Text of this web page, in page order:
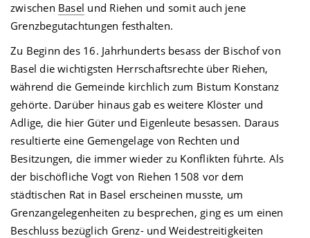
zwischen Basel und Riehen und somit auch jene
Grenzbegutachtungen festhalten.
Zu Beginn des 16. Jahrhunderts besass der Bischof von
Basel die wichtigsten Herrschaftsrechte über Riehen,
während die Gemeinde kirchlich zum Bistum Konstanz
gehörte. Darüber hinaus gab es weitere Klöster und
Adlige, die hier Güter und Eigenleute besassen. Daraus
resultierte eine Gemengelage von Rechten und
Besitzungen, die immer wieder zu Konflikten führte. Als
der bischöfliche Vogt von Riehen 1508 vor dem
städtischen Rat in Basel erscheinen musste, um
Grenzangelegenheiten zu besprechen, ging es um einen
Beschluss bezüglich Grenz- und Weidestreitigkeiten